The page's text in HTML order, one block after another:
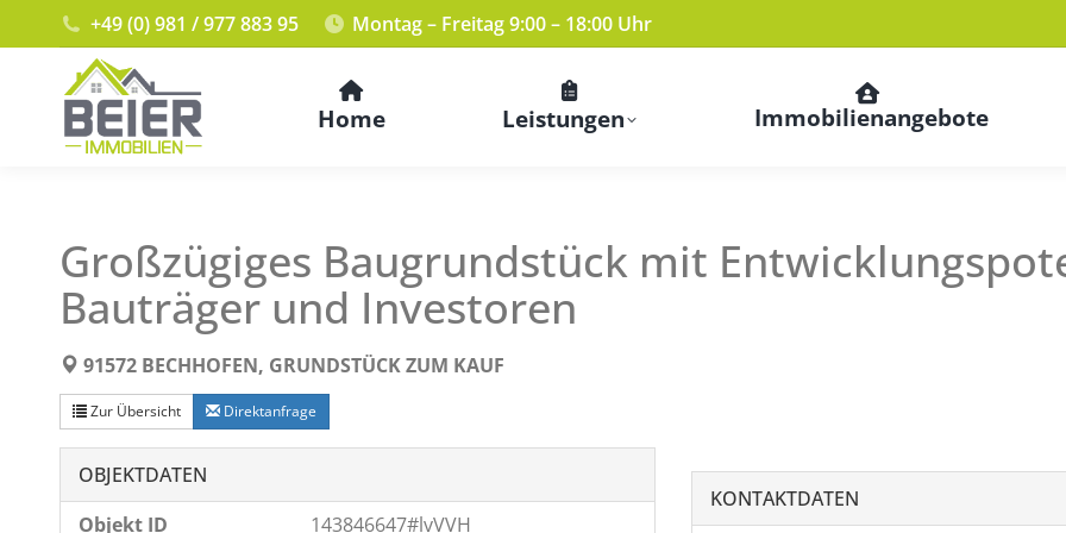
+49 (0) 981 / 977 883 95 Montag – Freitag 9:00 – 18:00 Uhr
Home Leistungen Immobilienangebote
Großzügiges Baugrundstück mit
Bauträger und Investoren
91572 BECHHOFEN, GRUNDSTÜCK ZUM KAUF
Zur Übersicht Direktanfrage
KONTAKTDATEN
OBJEKTDATEN
Objekt ID
143846647#lvVVH